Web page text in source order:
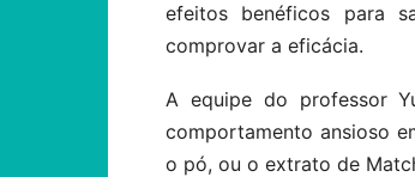
efeitos benéficos para
comprovar a eficácia.
A equipe do professor
comportamento ansioso
o pó, ou o extrato de